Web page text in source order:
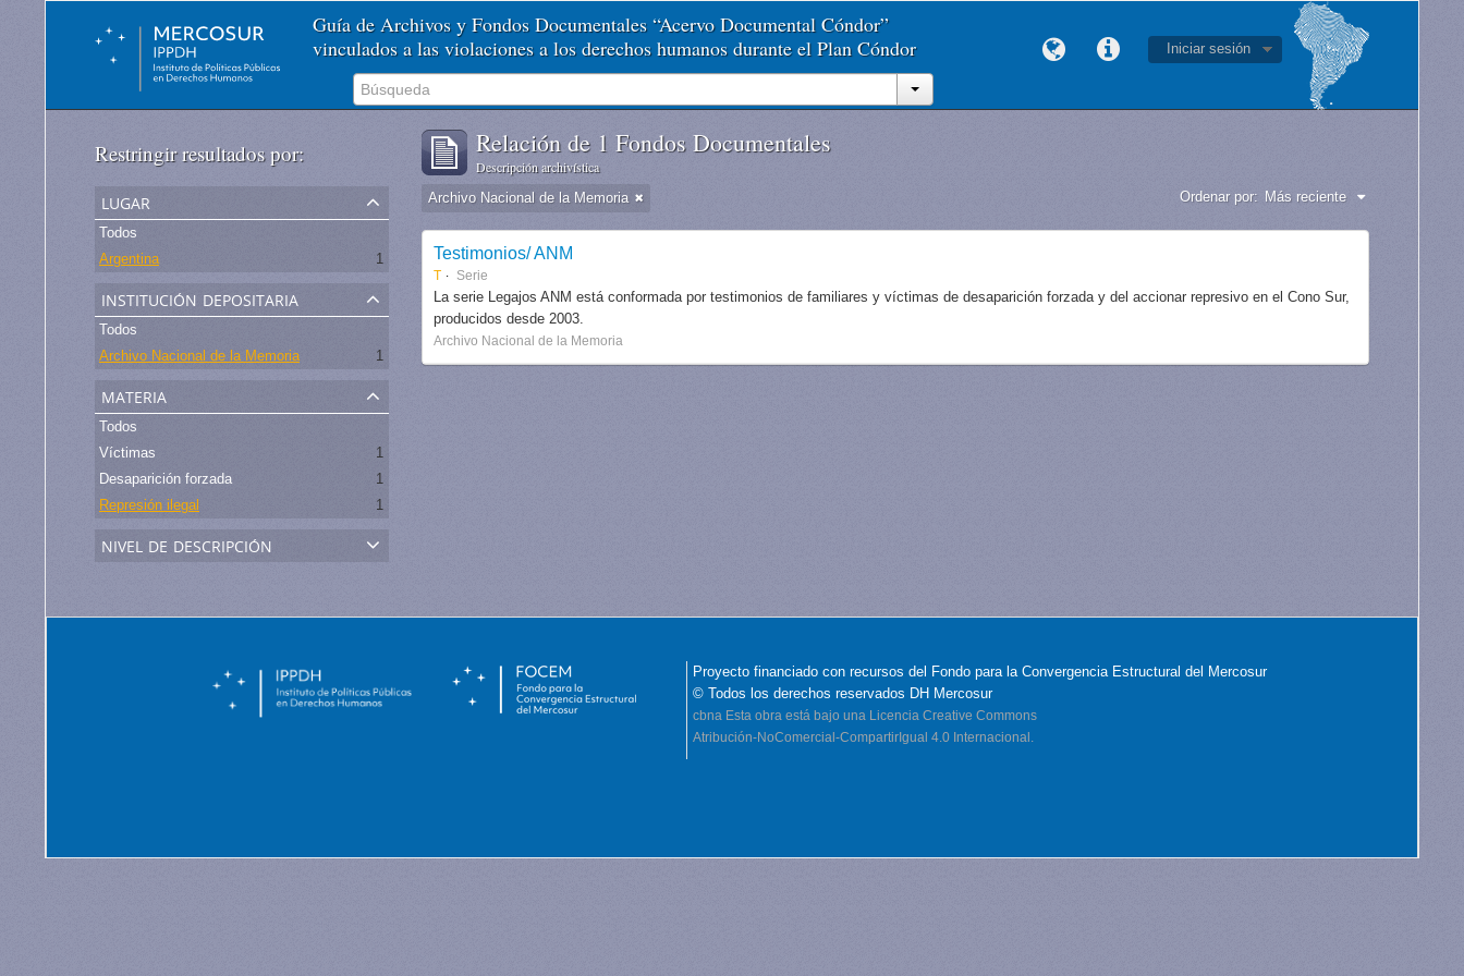
Guía de Archivos y Fondos Documentales “Acervo Documental Cóndor”
vinculados a las violaciones a los derechos humanos durante el Plan Cóndor
Iniciar sesión
Restringir resultados por:
lugar
Todos
Argentina
1
institución depositaria
Todos
Archivo Nacional de la Memoria
1
materia
Todos
Víctimas
1
Desaparición forzada
1
Represión ilegal
1
nivel de descripción
Relación de 1 Fondos Documentales
Descripción archivística
Archivo Nacional de la Memoria Ordenar por: Más reciente
Testimonios/ ANM
T Serie
La serie Legajos ANM está conformada por testimonios de familiares y víctimas de desaparición forzada y del accionar represivo en el Cono Sur,
producidos desde 2003.
Archivo Nacional de la Memoria
Proyecto financiado con recursos del Fondo para la Convergencia Estructural del Mercosur
© Todos los derechos reservados DH Mercosur
cbna Esta obra está bajo una Licencia Creative Commons
Atribución-NoComercial-CompartirIgual 4.0 Internacional.